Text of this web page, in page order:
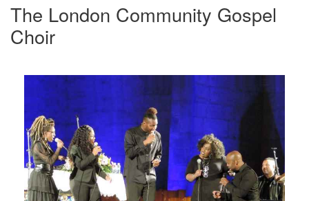
The London Community Gospel
Choir